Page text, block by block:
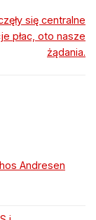
się centralne
płac, oto nasze
żądania.
Andresen